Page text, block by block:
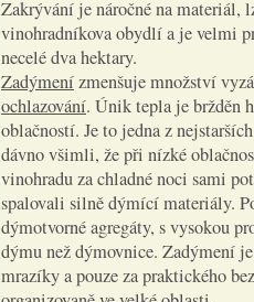
Zakrývání je náročné na
vinohradníkova obydlí a je velmi
necelé dva hektary.
Zadýmenízmenšuje množství
ochlazování. Únik tepla je bržděn
oblačností. Je to jedna z
dávno všimli, že při nízké
vinohradu za chladné noci sami
spalovali silně dýmící materiály.
dýmotvorné agregáty, s vysokou
dýmu než dýmovnice. Zadýmení
mrazíky a pouze za praktického